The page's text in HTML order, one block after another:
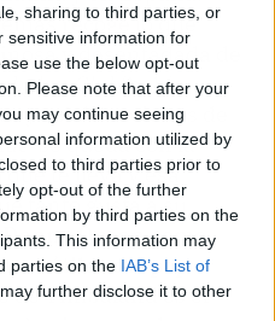
sharing to third parties, or
sensitive information for
use the below opt-out
Please note that after your
may continue seeing
information utilized by
to third parties prior to
opt-out of the further
by third parties on the
This information may
parties on the IAB’s List of
further disclose it to other
recoge lo que
y desenfadada de
Club'había
y colaboraciones de
se queda con la
te lleva y esa
tanto gusta a su
Ocean como
versátiles del pop
de Timbaland es el